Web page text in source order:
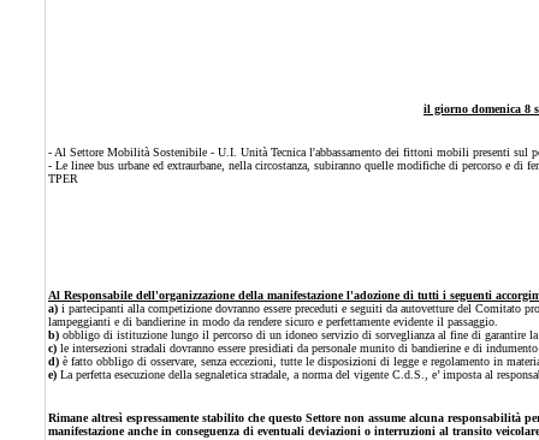
il giorno domenica 8
- Al Settore Mobilità Sostenibile - U.I. Unità Tecnica l'abbassamento dei fittoni mobili presenti sul
- Le linee bus urbane ed extraurbane, nella circostanza, subiranno quelle modifiche di percorso e di
TPER
Al Responsabile dell'organizzazione della manifestazione l'adozione di tutti i seguenti
a) i partecipanti alla competizione dovranno essere preceduti e seguiti da autovetture del Comitato
lampeggianti e di bandierine in modo da rendere sicuro e perfettamente evidente il passaggio.
b) obbligo di istituzione lungo il percorso di un idoneo servizio di sorveglianza al fine di garantire
c) le intersezioni stradali dovranno essere presidiati da personale munito di bandierine e di
d) è fatto obbligo di osservare, senza eccezioni, tutte le disposizioni di legge e regolamento in
e) La perfetta esecuzione della segnaletica stradale, a norma del vigente C.d.S., e’ imposta al
Rimane altresì espressamente stabilito che questo Settore non assume alcuna
manifestazione anche in conseguenza di eventuali deviazioni o interruzioni al transito